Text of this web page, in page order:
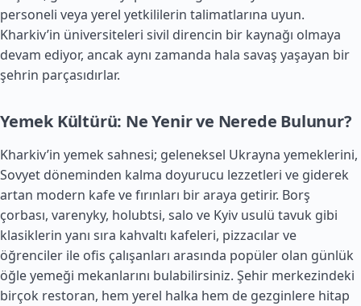
personeli veya yerel yetkililerin talimatlarına uyun.
Kharkiv’in üniversiteleri sivil direncin bir kaynağı olmaya
devam ediyor, ancak aynı zamanda hala savaş yaşayan bir
şehrin parçasıdırlar.
Yemek Kültürü: Ne Yenir ve Nerede Bulunur?
Kharkiv’in yemek sahnesi; geleneksel Ukrayna yemeklerini,
Sovyet döneminden kalma doyurucu lezzetleri ve giderek
artan modern kafe ve fırınları bir araya getirir. Borş
çorbası, varenyky, holubtsi, salo ve Kyiv usulü tavuk gibi
klasiklerin yanı sıra kahvaltı kafeleri, pizzacılar ve
öğrenciler ile ofis çalışanları arasında popüler olan günlük
öğle yemeği mekanlarını bulabilirsiniz. Şehir merkezindeki
birçok restoran, hem yerel halka hem de gezginlere hitap